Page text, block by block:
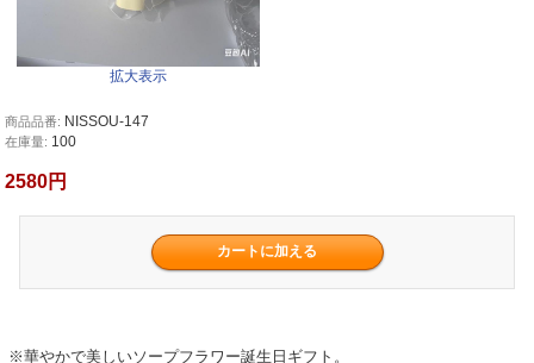
拡大表示
商品品番: NISSOU-147
在庫量: 100
2580円
※華やかで美しいソープフラワー誕生日ギフト。